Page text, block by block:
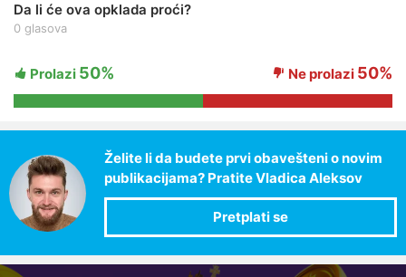
Da li će ova opklada proći?
0 glasova
Prolazi 50% Ne prolazi 50%
Želite li da budete prvi obavešteni o novim
publikacijama? Pratite Vladica Aleksov